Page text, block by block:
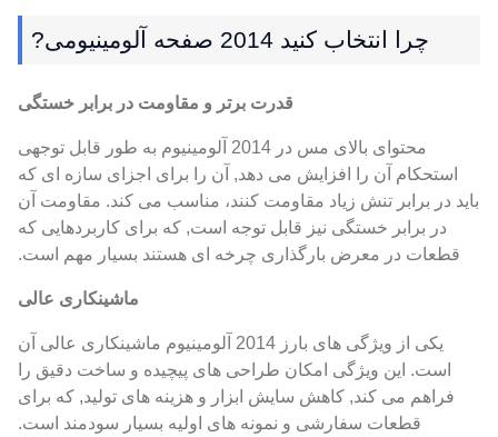
چرا انتخاب کنید 2014 صفحه آلومینیومی?
قدرت برتر و مقاومت در برابر خستگی
محتوای بالای مس در 2014 آلومینیوم به طور قابل توجهی
استحکام آن را افزایش می دهد, آن را برای اجزای سازه ای که
باید در برابر تنش زیاد مقاومت کنند، مناسب می کند. مقاومت آن
در برابر خستگی نیز قابل توجه است, که برای کاربردهایی که
قطعات در معرض بارگذاری چرخه ای هستند بسیار مهم است.
ماشینکاری عالی
یکی از ویژگی های بارز 2014 آلومینیوم ماشینکاری عالی آن
است. این ویژگی امکان طراحی های پیچیده و ساخت دقیق را
فراهم می کند, کاهش سایش ابزار و هزینه های تولید, که برای
قطعات سفارشی و نمونه های اولیه بسیار سودمند است.